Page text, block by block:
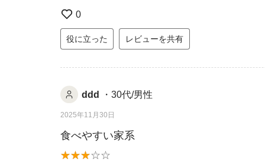
0
役に立った レビューを共有
ddd ・30代/男性
2025年11月30日
食べやすい家系